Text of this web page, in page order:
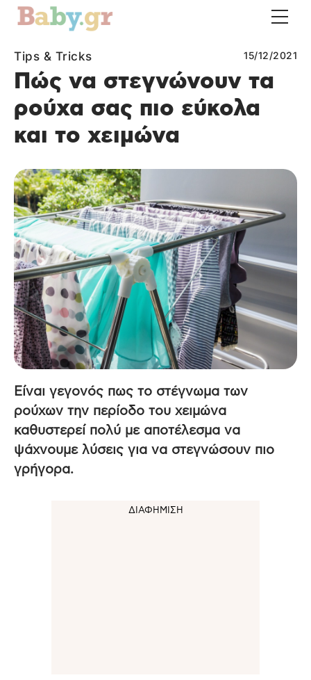
Tips & Tricks 15/12/2021
Πώς να στεγνώνουν τα
ρούχα σας πιο εύκολα
και το χειμώνα
Είναι γεγονός πως το στέγνωμα των
ρούχων την περίοδο του χειμώνα
καθυστερεί πολύ με αποτέλεσμα να
ψάχνουμε λύσεις για να στεγνώσουν πιο
γρήγορα.